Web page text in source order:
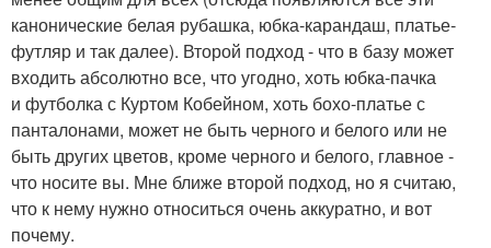
канонические белая рубашка, юбка-карандаш, платье-
футляр и так далее). Второй подход - что в базу может
входить абсолютно все, что угодно, хоть юбка-пачка
и футболка с Куртом Кобейном, хоть бохо-платье с
панталонами, может не быть черного и белого или не
быть других цветов, кроме черного и белого, главное -
что носите вы. Мне ближе второй подход, но я считаю,
что к нему нужно относиться очень аккуратно, и вот
почему.